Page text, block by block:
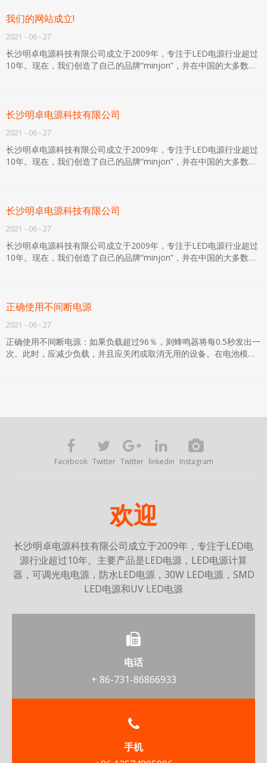
我们的网站成立!
2021 - 06-27
长沙明卓电源科技有限公司成立于2009年，专注于LED电源行业超过
10年。现在，我们创造了自己的品牌“minjon”，并在中国的大多数主
组件，确保LED电源的高质量和稳定性。我们的产品广泛用于广告标
长沙明卓电源科技有限公司
2021 - 06-27
长沙明卓电源科技有限公司成立于2009年，专注于LED电源行业超过
10年。现在，我们创造了自己的品牌“minjon”，并在中国的大多数主
组件，确保LED电源的高质量和稳定性。我们的产品广泛用于广告标
长沙明卓电源科技有限公司
2021 - 06-27
长沙明卓电源科技有限公司成立于2009年，专注于LED电源行业超过
10年。现在，我们创造了自己的品牌“minjon”，并在中国的大多数主
组件，确保LED电源的高质量和稳定性。我们的产品广泛用于广告标
正确使用不间断电源
2021 - 06-27
正确使用不间断电源：如果负载超过96％，则蜂鸣器将每0.5秒发出一
次。此时，应减少负载，并且应关闭或取消无用的设备。在电池模式
Facebook Twitter Twitter linkedin Instagram
欢迎
长沙明卓电源科技有限公司成立于2009年，专注于LED电
源行业超过10年。主要产品是LED电源，LED电源计算
器，可调光电电源，防水LED电源，30W LED电源，SMD
LED电源和UV LED电源
电话
+ 86-731-86866933
手机